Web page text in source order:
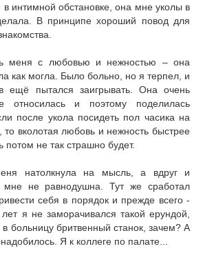
в интимной обстановке, она мне уколы в
В принципе хороший повод для
меня с любовью и нежностью – она
как могла. Было больно, но я терпел, и
ещё пытался заигрывать. Она очень
и поэтому поделилась
после укола посидеть пол часика на
то вколотая любовь и нежность быстрее
потом не так страшно будет.
натолкнула на мысль, а вдруг и
мне не равнодушна. Тут же сработал
себя в порядок и прежде всего -
я не заморачивался такой ерундой,
в больницу бритвенный станок, зачем? А
Я к коллеге по палате...